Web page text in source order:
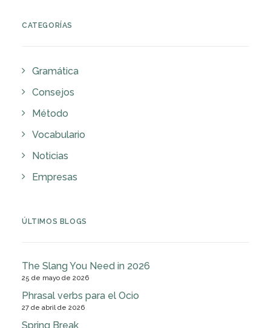
CATEGORÍAS
Gramática
Consejos
Método
Vocabulario
Noticias
Empresas
ÚLTIMOS BLOGS
The Slang You Need in 2026
25 de mayo de 2026
Phrasal verbs para el Ocio
27 de abril de 2026
Spring Break